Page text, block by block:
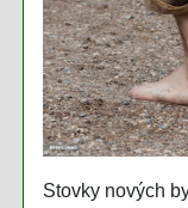
Stovky nových